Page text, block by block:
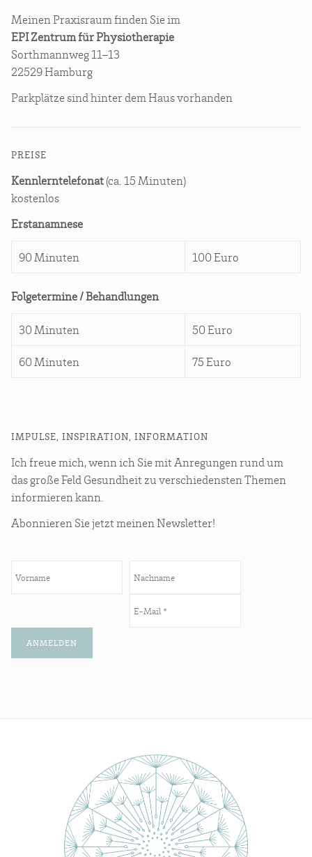
Mei­nen Pra­xis­raum fin­den Sie im
EPI Zen­trum für Physiotherapie
Sorth­mann­weg 11–13
22529 Hamburg
Park­plät­ze sind hin­ter dem Haus vorhanden
PREI­SE
Kennlerntelefonat(ca. 15 Minuten)
kostenlos
Erstanamnese
90 Minuten 100 Euro
Folgetermine / Behandlungen
30 Minuten 50 Euro
60 Minuten 75 Euro
IMPUL­SE, INSPI­RA­TI­ON, INFORMATION
Ich freue mich, wenn ich Sie mit Anre­gun­gen rund um
das gro­ße Feld Gesund­heit zu ver­schie­dens­ten The­men
infor­mie­ren kann.
Abon­nie­ren Sie jetzt mei­nen Newsletter!